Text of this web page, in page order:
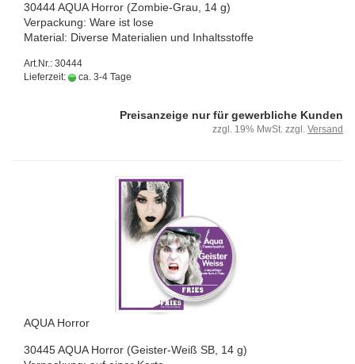
30444 AQUA Hor­ror (Zombie-​Grau, 14 g)
Ver­pa­ckung: Ware ist lose
Ma­te­ri­al: Di­ver­se Ma­te­ria­li­en und In­halts­stof­fe
Art.Nr.: 30444
Lieferzeit:
ca. 3-4 Tage
Preisanzeige nur für gewerbliche Kunden
zzgl. 19% MwSt. zzgl. Versand
AQUA Hor­ror
30445 AQUA Hor­ror (Geister-​Weiß SB, 14 g)